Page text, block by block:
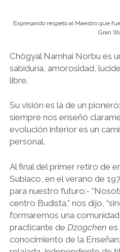
Expresando respeto al Maestro que
Gran
Chögyal Namhai Norbu es
sabiduría, amorosidad,
libre.
Su visión es la de un
siempre nos enseñó
evolución interior es un
personal.
Al final del primer retiro de
Subiaco, en el verano de
para nuestro futuro:-
centro Budista,” nos dijo,
formaremos una
practicante de Dzogchen es
conocimiento de la